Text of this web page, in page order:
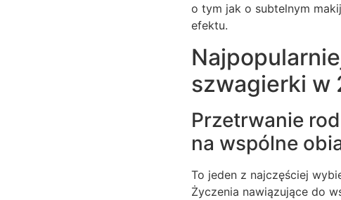
o tym jak o subtelnym
efektu.
szwagierki w
Przetrwanie
na wspólne
To jeden z najczęściej
Życzenia nawiązujące do